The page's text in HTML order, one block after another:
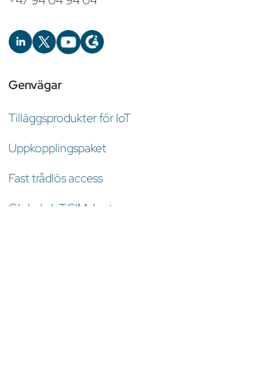
Genvägar
Tilläggsprodukter för IoT
Uppkopplingspaket
Fast trådlös access
Globala IoT SIM-kort